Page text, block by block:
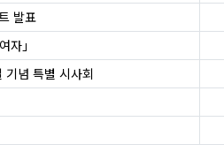
발표
자」
념 특별 시사회